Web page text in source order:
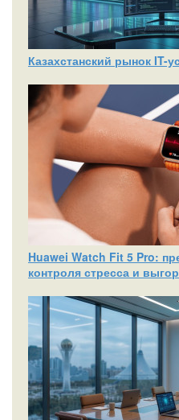
Казахстанский рынок IT-
Huawei Watch Fit 5 Pro:
контроля стресса и